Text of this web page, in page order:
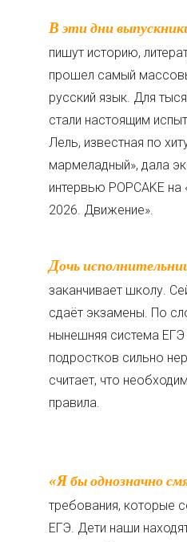
В эти дни выпускники по всей стране
пишут историю,
прошел самый
русский язык. Для
стали настоящим
Лель, известная по
мармеладный», дала
интервью POPCAKE
2026. Движение».
Дочь исполнительницы в этом году
заканчивает школу.
сдаёт экзамены. По
нынешняя система ЕГЭ
подростков сильно
считает, что
правила.
«Я бы однозначно смягчила все
требования, которые
ЕГЭ. Дети наши